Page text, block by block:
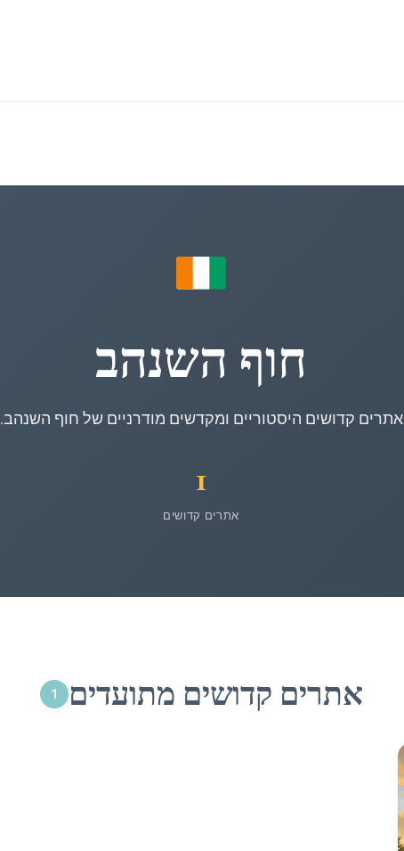
חוף השנהב
אתרים קדושים היסטוריים ומקדשים מודרניים של חוף השנהב.
1
אתרים קדושים
אתרים קדושים מתועדים 1